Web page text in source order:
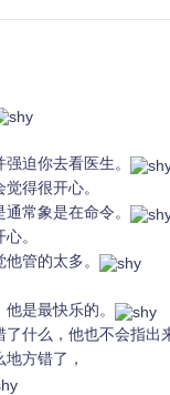
迫你去看医生。
得很开心。
常象是在命令。
。
管的太多。
是最快乐的。
什么，他也不会指出
方错了，